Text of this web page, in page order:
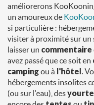
améliorerons
un amoureux de
si particulière :
visiter à proximité sur un
laisser un commentaire
avez passé que ce soit en
camping ou à l'hôtel .
hébergements insolites
(ou sur l'eau), des